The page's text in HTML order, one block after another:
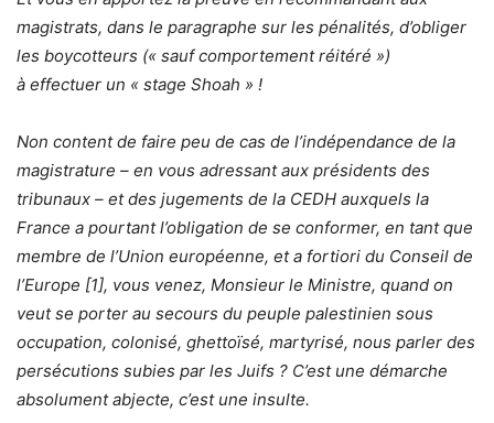
magistrats, dans le paragraphe sur les pénalités, d’obliger
les boycotteurs (« sauf comportement réitéré »)
à effectuer un « stage Shoah » !
Non content de faire peu de cas de l’indépendance de la
magistrature – en vous adressant aux présidents des
tribunaux – et des jugements de la CEDH auxquels la
France a pourtant l’obligation de se conformer, en tant que
membre de l’Union européenne, et a fortiori du Conseil de
l’Europe [1], vous venez, Monsieur le Ministre, quand on
veut se porter au secours du peuple palestinien sous
occupation, colonisé, ghettoïsé, martyrisé, nous parler des
persécutions subies par les Juifs ? C’est une démarche
absolument abjecte, c’est une insulte.